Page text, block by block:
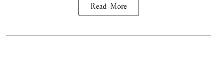
Read More